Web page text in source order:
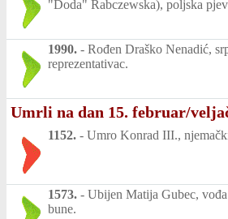
"Doda" Rabczewska), poljska
1990. - Rođen Draško Nenadić,
reprezentativac.
Umrli na dan 15. februar/
1152. - Umro Konrad III.,
1573. - Ubijen Matija Gubec,
bune.